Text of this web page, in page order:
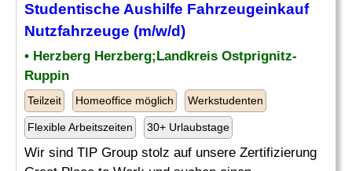
Studentische Aushilfe Fahrzeugeinkauf
Nutzfahrzeuge (m/w/d)
• Herzberg Herzberg;Landkreis Ostprignitz-
Ruppin
Teilzeit Homeoffice möglich Werkstudenten
Flexible Arbeitszeiten 30+ Urlaubstage
Wir sind TIP Group stolz auf unsere Zertifizierung